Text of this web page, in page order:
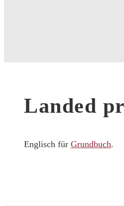
Landed
Englisch für Grundbuch.